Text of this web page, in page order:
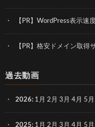
【PR】WordPress表示速
【PR】格安ドメイン取得
過去動画
2026: 1月 2月 3月 4月 5月
2025: 1月 2月 3月 4月 5月